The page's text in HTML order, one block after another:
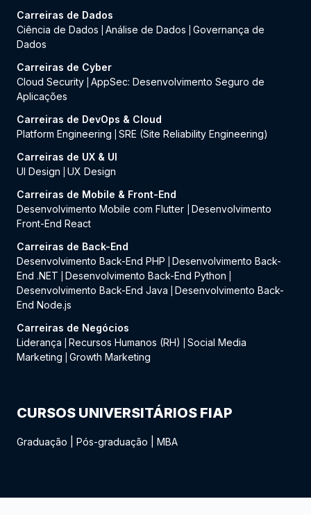
Carreiras de Dados
Ciência de Dados
Análise de Dados
Governança de
Dados
Carreiras de Cyber
Cloud Security AppSec: Desenvolvimento Seguro de
Aplicações
Carreiras de DevOps & Cloud
Platform Engineering
SRE (Site Reliability Engineering)
Carreiras de UX & UI
UI Design
UX Design
Carreiras de Mobile & Front-End
Desenvolvimento Mobile com Flutter
Desenvolvimento
Front-End React
Carreiras de Back-End
Desenvolvimento Back-End PHP
Desenvolvimento Back-
End .NET
Desenvolvimento Back-End Python
Desenvolvimento Back-End Java
Desenvolvimento Back-
End Node.js
Carreiras de Negócios
Liderança
Recursos Humanos (RH)
Social Media
Marketing
Growth Marketing
CURSOS UNIVERSITÁRIOS FIAP
Graduação Pós-graduação MBA